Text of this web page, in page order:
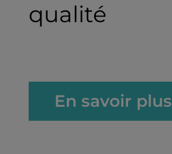
qualité
En savoir plus